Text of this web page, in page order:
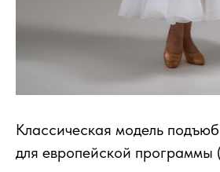
Классическая модель
для европейской программы